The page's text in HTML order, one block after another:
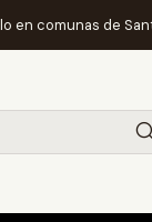
en comunas de
Autenticidad de
de un